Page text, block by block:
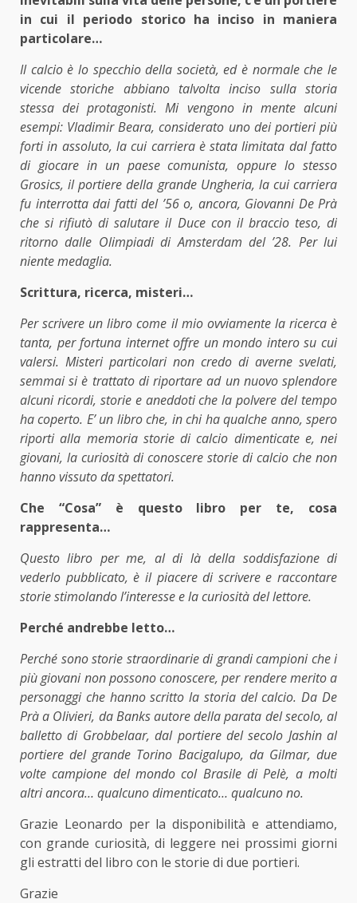
in cui il periodo storico ha inciso in maniera
particolare…
Il calcio è lo specchio della società, ed è normale che le
vicende storiche abbiano talvolta inciso sulla storia
stessa dei protagonisti. Mi vengono in mente alcuni
esempi: Vladimir Beara, considerato uno dei portieri più
forti in assoluto, la cui carriera è stata limitata dal fatto
di giocare in un paese comunista, oppure lo stesso
Grosics, il portiere della grande Ungheria, la cui carriera
fu interrotta dai fatti del ’56 o, ancora, Giovanni De Prà
che si rifiutò di salutare il Duce con il braccio teso, di
ritorno dalle Olimpiadi di Amsterdam del ’28. Per lui
niente medaglia.
Scrittura, ricerca, misteri…
Per scrivere un libro come il mio ovviamente la ricerca è
tanta, per fortuna internet offre un mondo intero su cui
valersi. Misteri particolari non credo di averne svelati,
semmai si è trattato di riportare ad un nuovo splendore
alcuni ricordi, storie e aneddoti che la polvere del tempo
ha coperto. E’ un libro che, in chi ha qualche anno, spero
riporti alla memoria storie di calcio dimenticate e, nei
giovani, la curiosità di conoscere storie di calcio che non
hanno vissuto da spettatori.
Che “Cosa” è questo libro per te, cosa
rappresenta…
Questo libro per me, al di là della soddisfazione di
vederlo pubblicato, è il piacere di scrivere e raccontare
storie stimolando l’interesse e la curiosità del lettore.
Perché andrebbe letto…
Perché sono storie straordinarie di grandi campioni che i
più giovani non possono conoscere, per rendere merito a
personaggi che hanno scritto la storia del calcio. Da De
Prà a Olivieri, da Banks autore della parata del secolo, al
balletto di Grobbelaar, dal portiere del secolo Jashin al
portiere del grande Torino Bacigalupo, da Gilmar, due
volte campione del mondo col Brasile di Pelè, a molti
altri ancora… qualcuno dimenticato… qualcuno no.
Grazie Leonardo per la disponibilità e attendiamo,
con grande curiosità, di leggere nei prossimi giorni
gli estratti del libro con le storie di due portieri.
Grazie